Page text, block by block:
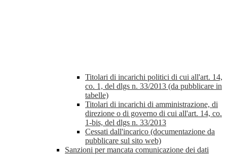
Titolari di incarichi politici di cui all'art. 14,
co. 1, del dlgs n. 33/2013 (da pubblicare in
tabelle)
Titolari di incarichi di amministrazione, di
direzione o di governo di cui all'art. 14, co.
1-bis, del dlgs n. 33/2013
Cessati dall'incarico (documentazione da
pubblicare sul sito web)
Sanzioni per mancata comunicazione dei dati